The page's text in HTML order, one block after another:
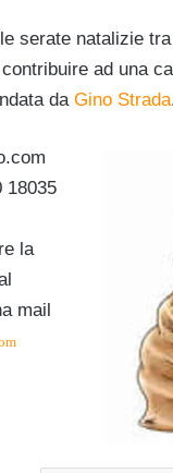
serate natalizie
ad una
da Gino Strada
18035
la
mail